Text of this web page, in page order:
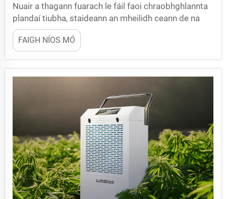
Nuair a thagann fuarach le fáil faoi chraobhghlannta
plandaí tiubha, staideann an mheilidh ceann de na
báis is mó agus is faoi chúram a bhíonn ar fáil don
tionscadalóir. Deartha go sonrach é dehumidifier do
phlandaí chun an t-uaireas breise a tharraingt ón aer,
FAIGH NÍOS MÓ